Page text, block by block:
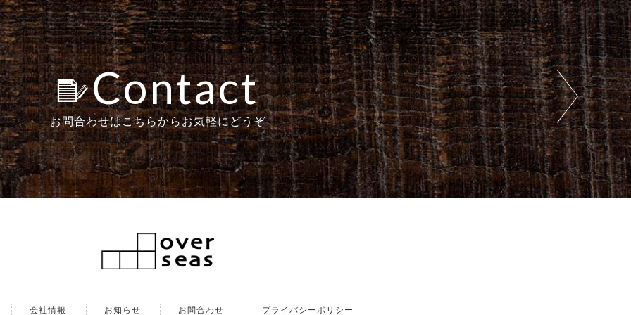
Contact
お問合わせはこちらからお気軽にどうぞ
会社情報 お知らせ お問合わせ プライバシーポリシー